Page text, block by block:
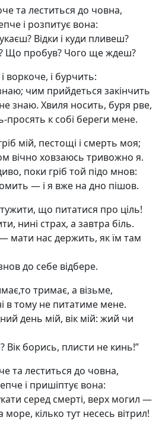
та леститься до човна,
і розпитує вона:
Відки і куди пливеш?
Що пробув? Чого ще ждеш?
воркоче, і бурчить:
чим прийдеться закінчить
знаю. Хвиля носить, буря рве,
просять к собі береги мене.
мій, пестощі і смерть моя;
вічно ховзаюсь тривожно я.
поки гріб той підо мнов:
— і я вже на дно пішов.
що питатися про ціль!
нині страх, а завтра біль.
мати нас держить, як їм там
до себе відбере.
тримає, а візьме,
в тому не питатиме мене.
день мій, вік мій: жий чи
Вік борись, плисти не кинь!”
та леститься до човна,
і пришіптує вона:
серед смерті, верх могил —
кілько тут несесь вітрил!